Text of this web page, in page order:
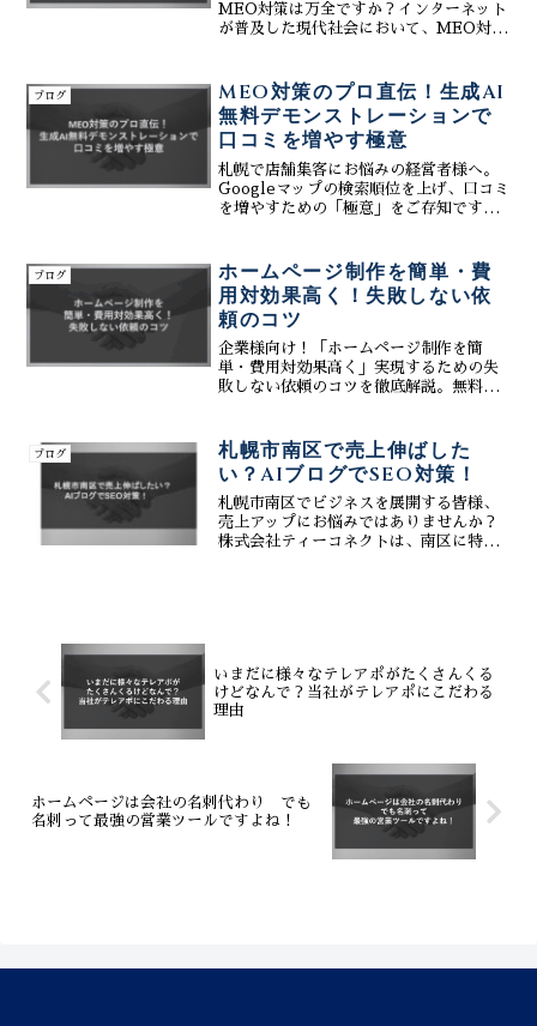
MEO対策は万全ですか？インターネット
が普及した現代社会において、MEO対策
MEO対策がローカル顧客の獲得に直結し
ます。この記事では、...
ブログ
MEO対策のプロ直伝！生成AI
無料デモンストレーションで
口コミを増やす極意
札幌で店舗集客にお悩みの経営者様へ。
Googleマップの検索順位を上げ、口コミ
を増やすための「極意」をご存知です
口コミ返信・管理術を直伝します。現場
の負担を減らしながら評判を劇的に高め
る方法を、「無料デモンストレーショ
ン」で実際に体験してみませんか？Web
制作からSEO、SNS連携までをトータル
サポートする当社のサービスで、貴社の
集客を次のステージへ導きます。
ブログ
ホームページ制作を簡単・費
用対効果高く！失敗しない依
頼のコツ
企業様向け！「ホームページ制作を簡
単・費用対効果高く」実現するための失
敗しない依頼のコツを徹底解説。無料ツ
ます。株式会社ティーコネクトは、AI活
用によるブログ作成・口コミ返信、
MEO・SEO連携で、制作後の集客・運用
まで一貫サポート。貴社のビジネスを成
功に導くWebサイト構築の秘訣がここ
に。
ブログ
札幌市南区で売上伸ばした
い？AIブログでSEO対策！
札幌市南区でビジネスを展開する皆様、
売上アップにお悩みではありませんか？
株式会社ティーコネクトは、南区に特化
いまだに様々なテレアポがたくさんくる
けどなんで？当社がテレアポにこだわる
理由
ホームページは会社の名刺代わり でも
名刺って最強の営業ツールですよね！